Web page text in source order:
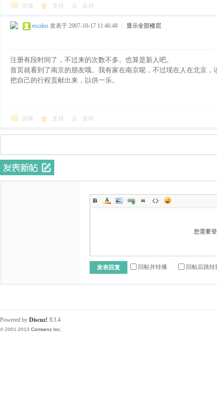
回复 支持 反对
escalus 发表于 2007-10-17 11:46:48 显示全部楼层
注册有段时间了，不过来的次数不多。也算是新人吧。
首页就看到了南京的朋友哦。我有家在南京呢，不过现在人在北京
把自己的行程贡献出来，以供一乐。
回复 支持 反对
您需要
发表回复 回帖并转播 回帖后跳转
Powered by Discuz! X3.4
© 2001-2013 Comsenz Inc.